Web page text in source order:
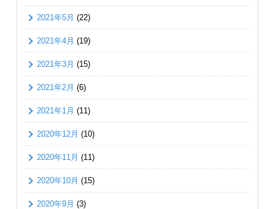
2021年5月 (22)
2021年4月 (19)
2021年3月 (15)
2021年2月 (6)
2021年1月 (11)
2020年12月 (10)
2020年11月 (11)
2020年10月 (15)
2020年9月 (3)